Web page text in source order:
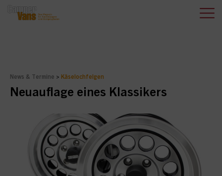
News & Termine > Käselochfelgen
Neuauflage eines Klassikers